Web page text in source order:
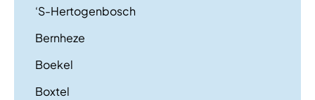
‘S-Hertogenbosch
Bernheze
Boekel
Boxtel